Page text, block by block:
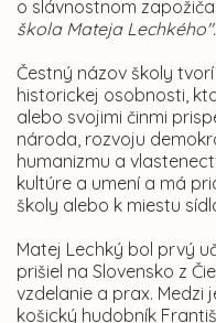
o slávnostnom
škola Mateja Lechkého".
Čestný názov školy
historickej osobnosti,
alebo svojimi činmi
národa, rozvoju
humanizmu a
kultúre a umení a má
školy alebo k miestu
Matej Lechký bol prvý
prišiel na Slovensko z
vzdelanie a prax. Medzi
košický hudobník